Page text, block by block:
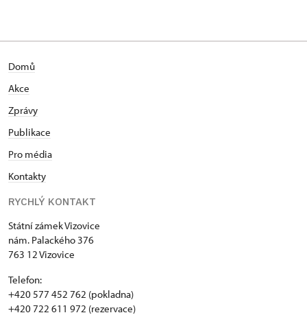
letech 1994 – 1996 působila jako redaktorka
školství a kultury při Magistrátu města Zlína. Od 1.
11. 1996 je kastelánkou Státního zámku Vizovice.
Domů
Akce
Zprávy
Publikace
Pro média
Kontakty
RYCHLÝ KONTAKT
Státní zámek Vizovice
nám. Palackého 376
763 12 Vizovice
Telefon:
+420 577 452 762 (pokladna)
+420 722 611 972 (rezervace)